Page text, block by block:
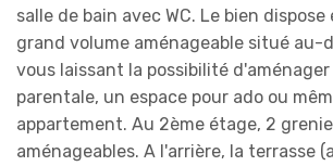
salle de bain avec WC. Le bien
grand volume aménageable situé au-
vous laissant la possibilité
parentale, un espace pour ado ou
appartement. Au 2ème étage, 2
aménageables. A l'arrière, la terrasse